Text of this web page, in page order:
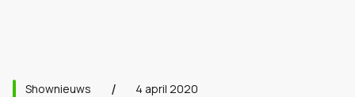
Shownieuws 4 april 2020